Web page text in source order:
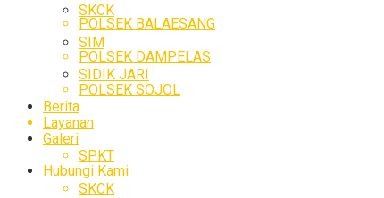
SKCK
SIM
SIDIK JARI
Berita
Galeri
Hubungi Kami
POLSEK BALAESANG
POLSEK DAMPELAS
POLSEK SOJOL
Layanan
SPKT
SKCK